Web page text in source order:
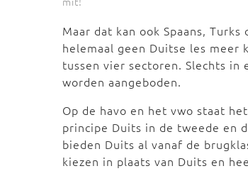
Maar dat kan ook Spaans,
helemaal geen Duitse les meer
tussen vier sectoren. Slechts in
worden aangeboden.
Op de havo en het vwo staat
principe Duits in de tweede en
bieden Duits al vanaf de
kiezen in plaats van Duits en